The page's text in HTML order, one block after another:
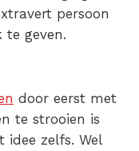
persoon
te geven.
door eerst met
te strooien is
idee zelfs. Wel